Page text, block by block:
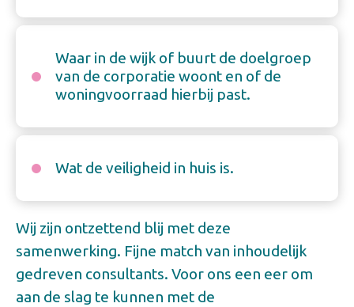
Waar in de wijk of buurt de doelgroep
van de corporatie woont en of de
woningvoorraad hierbij past.
Wat de veiligheid in huis is.
Wij zijn ontzettend blij met deze
samenwerking. Fijne match van inhoudelijk
gedreven consultants. Voor ons een eer om
aan de slag te kunnen met de